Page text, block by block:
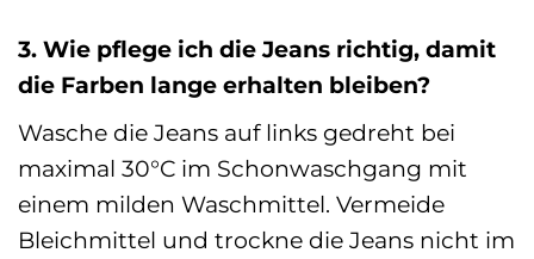
3. Wie pflege ich die Jeans richtig, damit
die Farben lange erhalten bleiben?
Wasche die Jeans auf links gedreht bei
maximal 30°C im Schonwaschgang mit
einem milden Waschmittel. Vermeide
Bleichmittel und trockne die Jeans nicht im